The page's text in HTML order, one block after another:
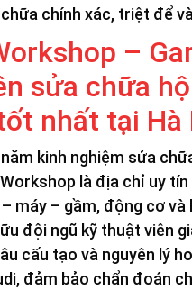
chính xác, triệt để
–
sửa chữa
nhất tại Hà
kinh nghiệm sửa
là địa chỉ uy
máy – gầm, động cơ và
đội ngũ kỹ thuật viên
cấu tạo và nguyên lý
đảm bảo chẩn đoán